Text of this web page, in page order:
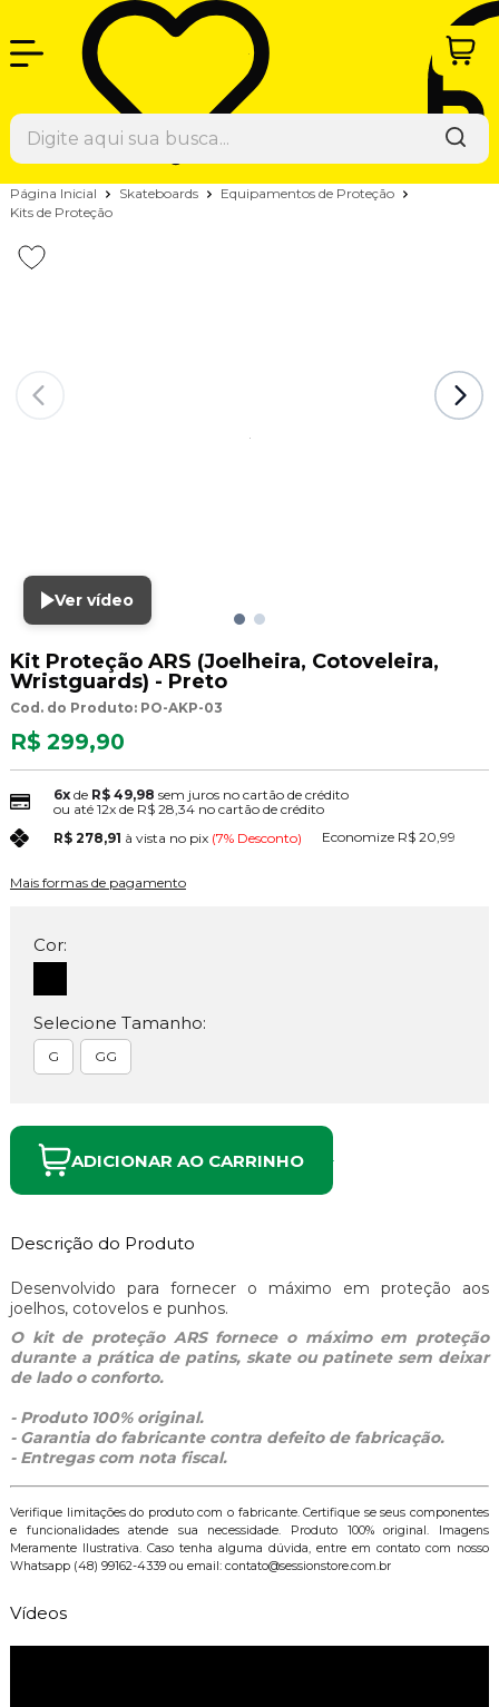
Página Inicial Skateboards
Equipamentos de Proteção
Kits de Proteção
Ver vídeo
Kit Proteção ARS (Joelheira, Cotoveleira,
Wristguards) - Preto
Cod. do Produto: PO-AKP-03
R$ 299,90
6xde R$ 49,98 sem juros no cartão de crédito
ou até 12xde R$ 28,34no cartão de crédito
R$ 278,91 à vista no pix (7% Desconto) Economize R$ 20,99
Mais formas de pagamento
Cor:
Selecione Tamanho:
G GG
ADICIONAR AO CARRINHO
Descrição do Produto
Desenvolvido para fornecer o máximo em proteção aos
joelhos, cotovelos e punhos.
O kit de proteção ARS fornece o máximo em proteção
durante a prática de patins, skate ou patinete sem deixar
de lado o conforto.
- Produto 100% original.
- Garantia do fabricante contra defeito de fabricação.
- Entregas com nota fiscal.
Verifique limitações do produto com o fabricante. Certifique se seus componentes
e funcionalidades atende sua necessidade. Produto 100% original. Imagens
Meramente Ilustrativa. Caso tenha alguma dúvida, entre em contato com nosso
Whatsapp (48) 99162-4339 ou email: contato@sessionstore.com.br
Vídeos